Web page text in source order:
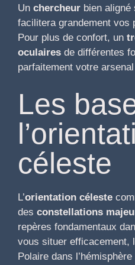
Un chercheur bien
facilitera grandement vos
Pour plus de confort, un
oculaires de différentes
parfaitement votre
Les
céleste
L’orientation céleste
des constellations
repères fondamentaux
vous situer efficacement,
Polaire dans